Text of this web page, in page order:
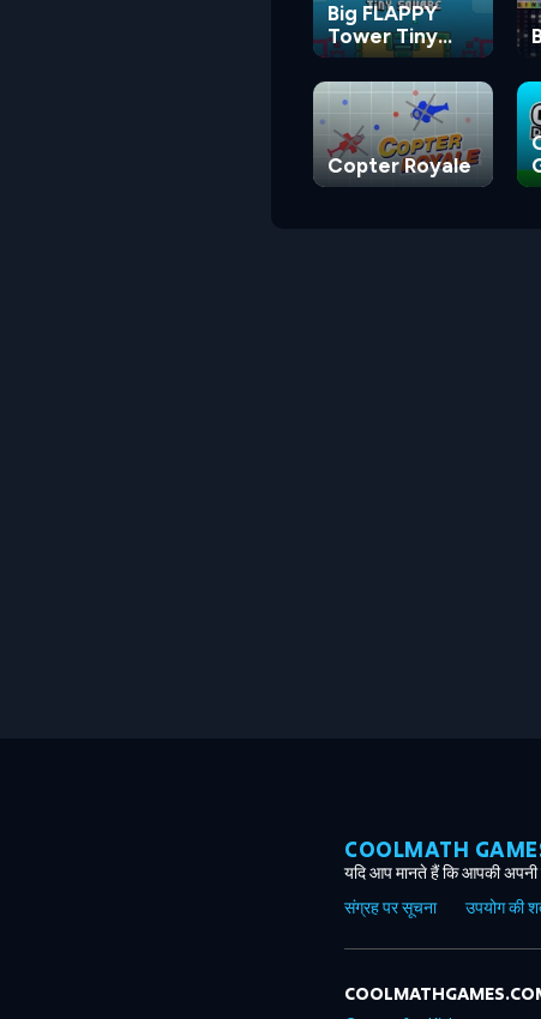
Big FLAPPY
Tower Tiny
Square
Copter Royale
COOLMATH GAMES
यदि आप मानते हैं कि आपकी अपनी
संग्रह पर सूचना
उपयोग की